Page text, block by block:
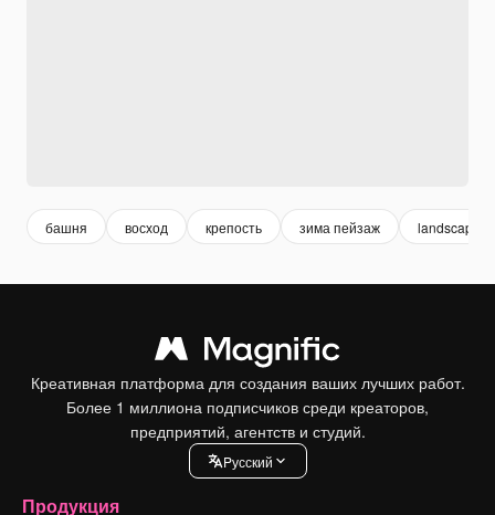
башня восход крепость зима пейзаж landscape
Креативная платформа для создания ваших лучших работ.
Более 1 миллиона подписчиков среди креаторов,
предприятий, агентств и студий.
Pусский
Продукция